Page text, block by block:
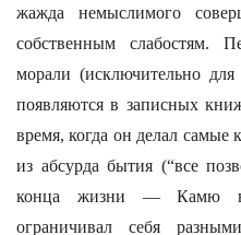
жажда немыслимого
собственным слабостям.
морали (исключительно для
появляются в записных
время, когда он делал самые
из абсурда бытия (“все
конца жизни — Камю
ограничивал себя